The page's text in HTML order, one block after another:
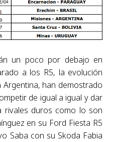
un poco por debajo en
a los R5, la evolución
han demostrado
de igual a igual y dar
rivales duros como lo son
en su Ford Fiesta R5
Saba con su Skoda Fabia